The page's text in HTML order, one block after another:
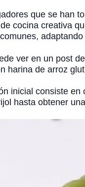
que se han
cocina creativa
ver en un post
harina de arroz
inicial consiste
hasta obtener